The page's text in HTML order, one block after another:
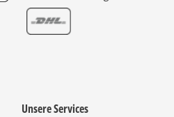
Unsere Services